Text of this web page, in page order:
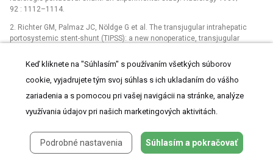
92 : 1112–1114.
2. Richter GM, Palmaz JC, Nöldge G et al. The transjugular intrahepatic
portosystemic stent-shunt (TIPSS): a new nonoperatice, transjugular
3. Fejfar T, Jirkovský V, Vaňásek T et al. Transjugulární intrahepatální
portosystémová spojka –⁠ 15 let v Hradci Králové, retrospektivní analýza
4. Krajina A, Lojík M. TIPS technique. In: Hůlek P, Krajina A et al.
Current Practice of TIPS. Hradec Králové: Olga Štambergová 2001; 56–119.
5. Moore KP, Wong F, Gines P et al. The Management of Ascites in
Cirrhosis: Report on the consensus conference of the international
Keď kliknete na "Súhlasím" s používaním všetkých súborov
cookie, vyjadrujete tým svoj súhlas s ich ukladaním do vášho
zariadenia a s pomocou pri vašej navigácii na stránke, analýze
využívania údajov pri našich marketingových aktivitách.
Podrobné nastavenia Súhlasím a pokračovať